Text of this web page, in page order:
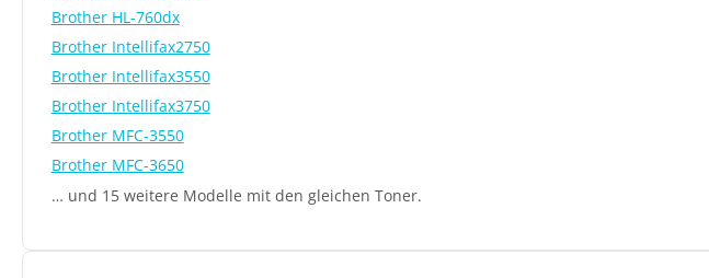
Brother HL-760dx
Brother Intellifax2750
Brother Intellifax3550
Brother Intellifax3750
Brother MFC-3550
Brother MFC-3650
… und 15 weitere Modelle mit den gleichen Toner.